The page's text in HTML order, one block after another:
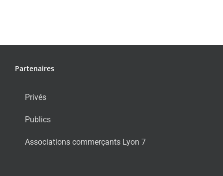
Partenaires
Privés
Publics
Associations commerçants Lyon 7